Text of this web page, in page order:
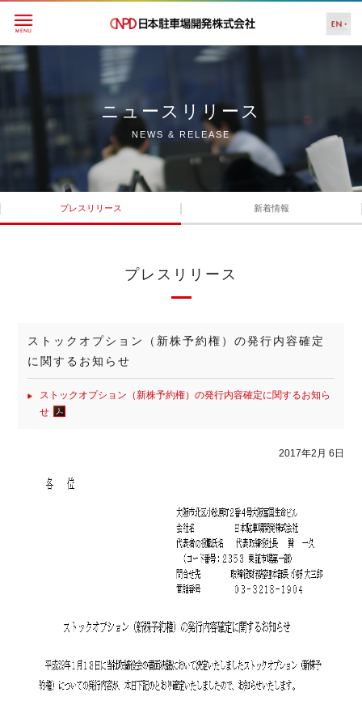
ニュースリリース
NEWS & RELEASE
プレスリリース 新着情報
プレスリリース
ストックオプション（新株予約権）の発行内容確定
に関するお知らせ
ストックオプション（新株予約権）の発行内容確定に関するお知ら
せ
2017年2月 6日